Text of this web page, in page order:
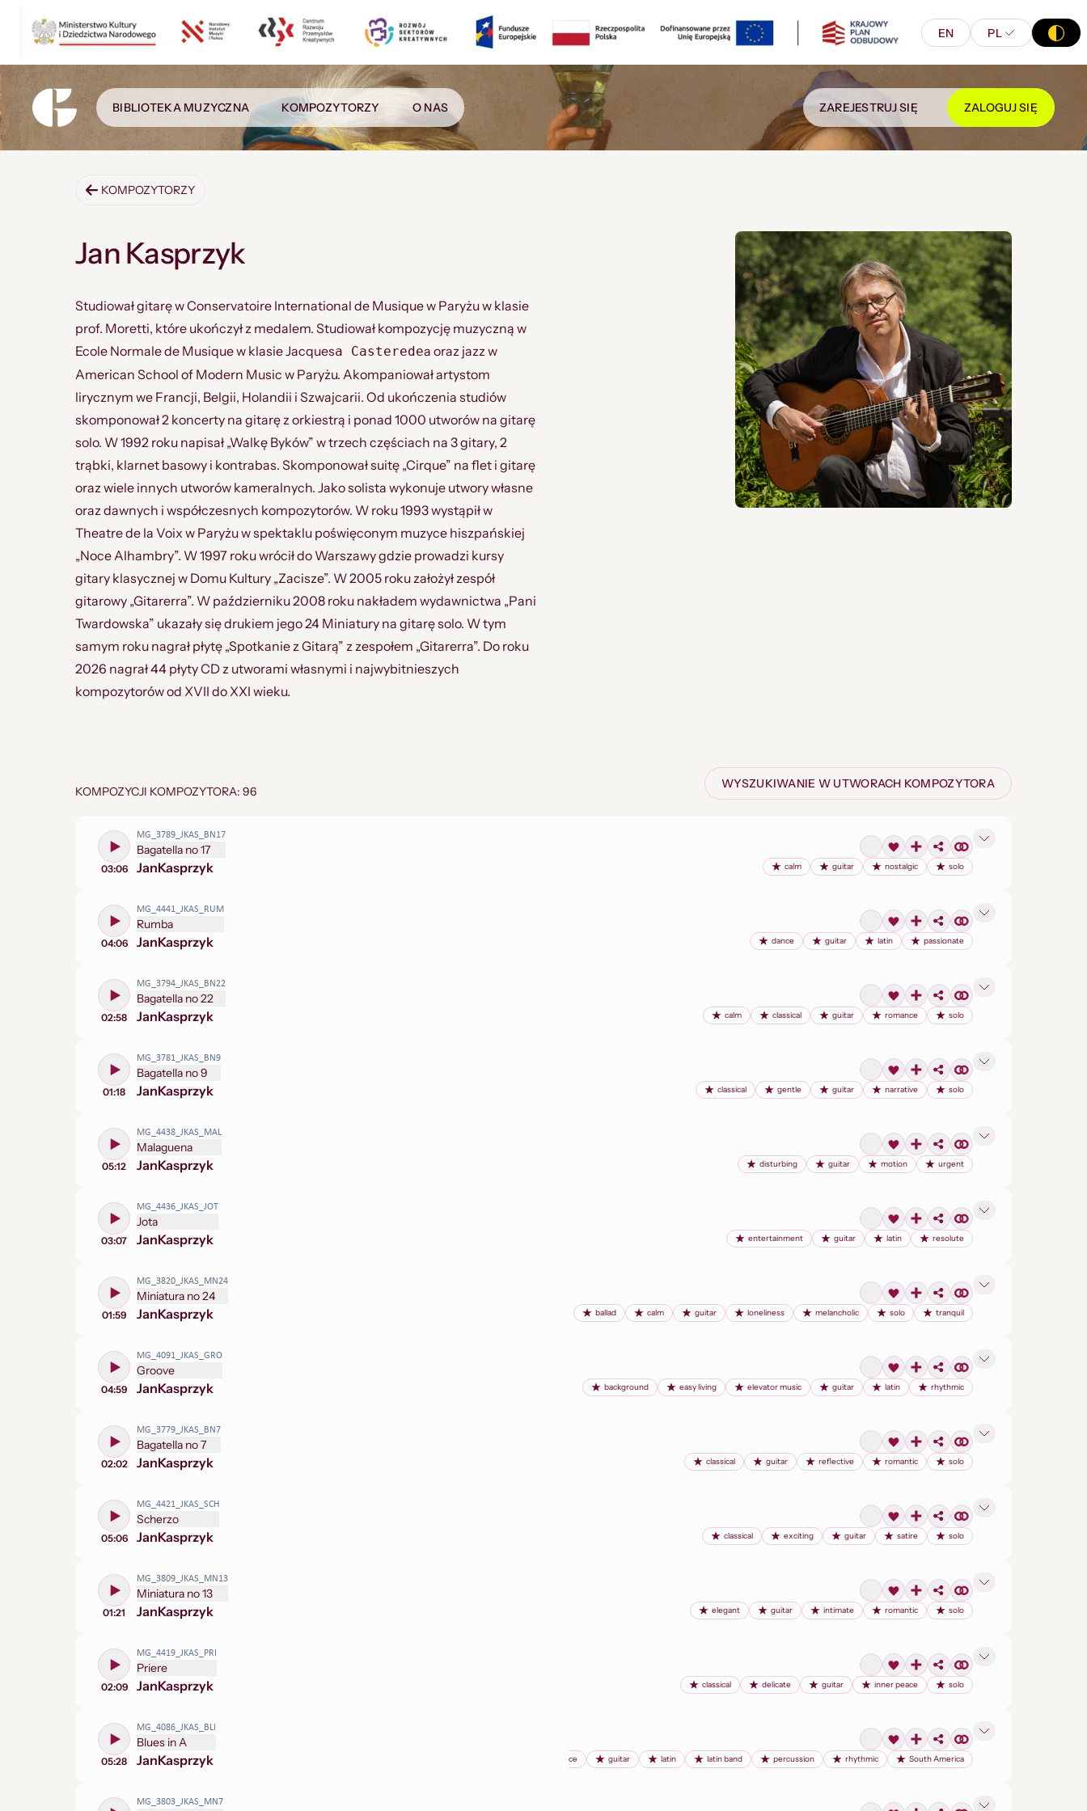
EN PL
BIBLIOTEKA MUZYCZNA KOMPOZYTORZY O NAS ZAREJESTRUJ SIĘ ZALOGUJ SIĘ
KOMPOZYTORZY
Jan Kasprzyk
Studiował gitarę w Conservatoire International de Musique w Paryżu w klasie
prof. Moretti, które ukończył z medalem. Studiował kompozycję muzyczną w
Ecole Normale de Musique w klasie Jacquesa Casteredea oraz jazz w
American School of Modern Music w Paryżu. Akompaniował artystom
lirycznym we Francji, Belgii, Holandii i Szwajcarii. Od ukończenia studiów
skomponował 2 koncerty na gitarę z orkiestrą i ponad 1000 utworów na gitarę
solo. W 1992 roku napisał „Walkę Byków” w trzech częściach na 3 gitary, 2
trąbki, klarnet basowy i kontrabas. Skomponował suitę „Cirque” na flet i gitarę
oraz wiele innych utworów kameralnych. Jako solista wykonuje utwory własne
oraz dawnych i współczesnych kompozytorów. W roku 1993 wystąpił w
Theatre de la Voix w Paryżu w spektaklu poświęconym muzyce hiszpańskiej
„Noce Alhambry”. W 1997 roku wrócił do Warszawy gdzie prowadzi kursy
gitary klasycznej w Domu Kultury „Zacisze”. W 2005 roku założył zespół
gitarowy „Gitarerra”. W październiku 2008 roku nakładem wydawnictwa „Pani
Twardowska” ukazały się drukiem jego 24 Miniatury na gitarę solo. W tym
samym roku nagrał płytę „Spotkanie z Gitarą” z zespołem „Gitarerra”. Do roku
2026 nagrał 44 płyty CD z utworami własnymi i najwybitnieszych
kompozytorów od XVII do XXI wieku.
WYSZUKIWANIE W UTWORACH KOMPOZYTORA
KOMPOZYCJI KOMPOZYTORA: 96
03:06
MG_3789_JKAS_BN17
Bagatella no 17
JanKasprzyk calm guitar nostalgic solo
04:06
MG_4441_JKAS_RUM
Rumba
JanKasprzyk dance guitar latin passionate
02:58
MG_3794_JKAS_BN22
Bagatella no 22
JanKasprzyk calm classical guitar romance solo
01:18
MG_3781_JKAS_BN9
Bagatella no 9
JanKasprzyk classical gentle guitar narrative solo
05:12
MG_4438_JKAS_MAL
Malaguena
JanKasprzyk disturbing guitar motion urgent
03:07
MG_4436_JKAS_JOT
Jota
JanKasprzyk entertainment guitar latin resolute
01:59
MG_3820_JKAS_MN24
Miniatura no 24
JanKasprzyk ballad calm guitar loneliness melancholic solo tranquil
04:59
MG_4091_JKAS_GRO
Groove
JanKasprzyk background easy living elevator music guitar latin rhythmic
02:02
MG_3779_JKAS_BN7
Bagatella no 7
JanKasprzyk classical guitar reflective romantic solo
05:06
MG_4421_JKAS_SCH
Scherzo
JanKasprzyk classical exciting guitar satire solo
01:21
MG_3809_JKAS_MN13
Miniatura no 13
JanKasprzyk elegant guitar intimate romantic solo
02:09
MG_4419_JKAS_PRI
Priere
JanKasprzyk classical delicate guitar inner peace solo
05:28
MG_4086_JKAS_BLI
Blues in A
JanKasprzyk dance guitar latin latin band percussion rhythmic South America
MG_3803_JKAS_MN7